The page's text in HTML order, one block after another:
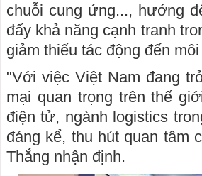
chuỗi cung ứng..., hướng
đẩy khả năng cạnh tranh
giảm thiểu tác động đến
"Với việc Việt Nam đang
mại quan trọng trên thế
điện tử, ngành logistics
đáng kể, thu hút quan tâm
Thắng nhận định.